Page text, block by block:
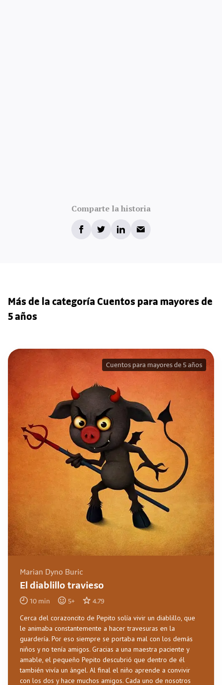
Comparte la historia
Más de la categoría Cuentos para mayores de
5 años
Marian Dyno Buric
El diablillo travieso
10 min 5+ 4.79
Cerca del corazoncito de Pepito solía vivir un diablillo, que
le animaba constantemente a hacer travesuras en la
guardería. Por eso siempre se portaba mal con los demás
niños y no tenía amigos. Gracias a una maestra paciente y
amable, el pequeño Pepito descubrió que dentro de él
también vivía un ángel. Al final el niño aprende a convivir
con los dos y hace muchos amigos. Cada uno de nosotros
Cuentos para mayores de 5 años